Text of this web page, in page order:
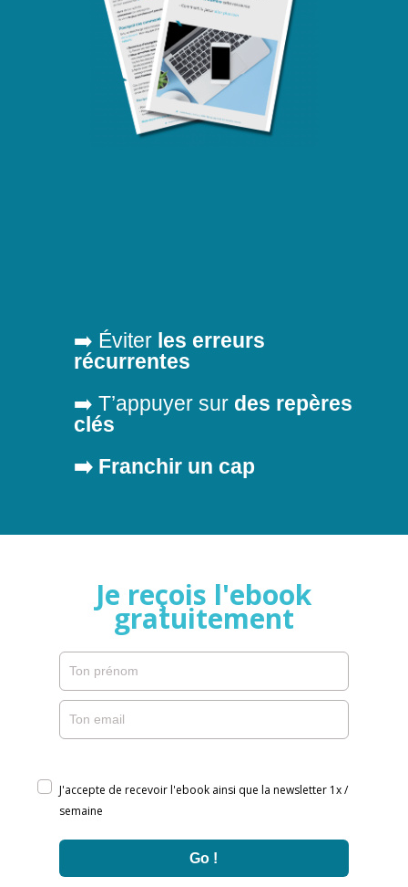
➡️ Éviter les erreurs
récurrentes
➡️ T’appuyer sur des repères
clés
➡️ Franchir un cap
Je reçois l'ebook
gratuitement
J'accepte de recevoir l'ebook ainsi que la newsletter 1x /
semaine
Go !